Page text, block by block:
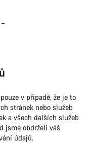
v případě, že je to
stránek nebo služeb
a všech dalších služeb
jsme obdrželi váš
údajů.